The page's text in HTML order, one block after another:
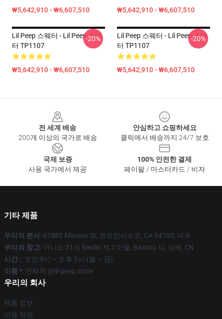
₩5,642,910 - ₩6,607,510 ₩5,642,910 - ₩6,607,510
Lil Peep 스웨터 - Lil Peep 스웨
터 TP1107
₩5,642,910 - ₩6,607,510
-20%
Lil Peep 스웨터 - Lil Peep 스웨
터 TP1107
₩5,642,910 - ₩6,607,510
-20%
전 세계 배송
200개 이상의 국가로 배송
안심하고 쇼핑하세요
클릭에서 배송까지 24/7 보호
국제 보증
사용 국가에서 제공
100% 안전한 결제
페이팔 / 마스터카드 / 비자
기타 제품
우리의 본사: 61885 Mission St, 샌프란시스코, CA 94103, 미국
우리의 창고: 아니오 51의 Baolin 제 2 마을, Baotou 시, 상해, CN
시간 :: 오전 9시 ~ 오후 5시 (월 ~ 금)
이름 *: 연락처 @lil-peep.store
우리의 회사
제품 정보
이용 약관